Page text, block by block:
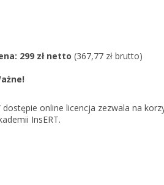
299 zł netto (367,77 zł brutto)
dostępie online licencja zezwala na
InsERT.